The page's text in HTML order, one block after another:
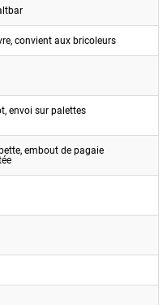
convient aux bricoleurs
envoi sur palettes
embout de pagaie